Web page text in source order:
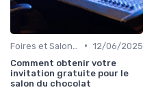
• 12/06/2025
Comment obtenir votre
invitation gratuite pour le
salon du chocolat